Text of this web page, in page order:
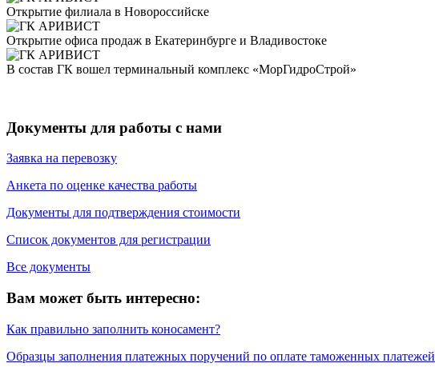
Открытие филиала в Новороссийске
Открытие офиса продаж в Екатеринбурге и Владивостоке
В состав ГК вошел терминальный комплекс «МорГидроСтрой»
Документы для работы с нами
Заявка на перевозку
Анкета по оценке качества работы
Документы для подтверждения стоимости
Список документов для регистрации
Все документы
Вам может быть интересно:
Как правильно заполнить коносамент?
Образцы заполнения платежных поручений по оплате таможенных платежей